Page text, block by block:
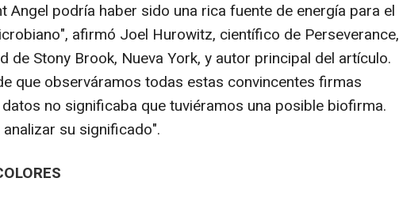
Angel podría haber sido una rica fuente de energía para el
afirmó Joel Hurowitz, científico de Perseverance,
de Stony Brook, Nueva York, y autor principal del artículo.
que observáramos todas estas convincentes firmas
no significaba que tuviéramos una posible biofirma.
su significado".